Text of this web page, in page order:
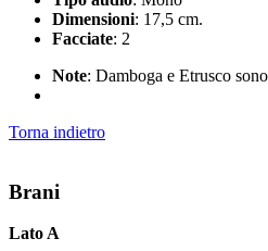
Dimensioni: 17,5 cm.
Facciate: 2
Note: Damboga e Etrusco
Torna indietro
Brani
Lato A